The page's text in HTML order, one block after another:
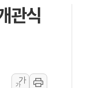
성…체감온도 38도 넘으면 중단
재검토 지시
곳곳 소나기
관식
가
가